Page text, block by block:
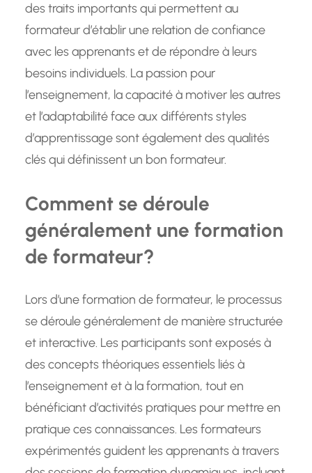
des traits importants qui permettent au
formateur d’établir une relation de confiance
avec les apprenants et de répondre à leurs
besoins individuels. La passion pour
l’enseignement, la capacité à motiver les autres
et l’adaptabilité face aux différents styles
d’apprentissage sont également des qualités
clés qui définissent un bon formateur.
Comment se déroule
généralement une formation
de formateur?
Lors d’une formation de formateur, le processus
se déroule généralement de manière structurée
et interactive. Les participants sont exposés à
des concepts théoriques essentiels liés à
l’enseignement et à la formation, tout en
bénéficiant d’activités pratiques pour mettre en
pratique ces connaissances. Les formateurs
expérimentés guident les apprenants à travers